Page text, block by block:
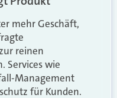
mehr Geschäft,
reinen
Services wie
Management
für Kunden.